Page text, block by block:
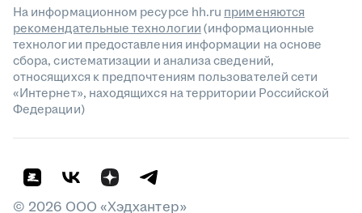
На информационном ресурсе hh.ru применяются
рекомендательные технологии(информационные
технологии предоставления информации на основе
сбора, систематизации и анализа сведений,
относящихся к предпочтениям пользователей сети
«Интернет», находящихся на территории Российской
Федерации)
© 2026 ООО «Хэдхантер»